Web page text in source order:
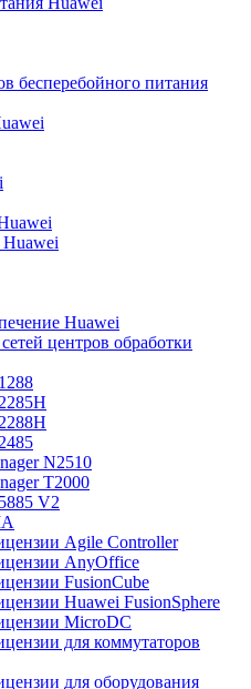
бесперебойного питания
Huawei
центров обработки
N2510
T2000
V2
Agile Controller
AnyOffice
FusionCube
Huawei FusionSphere
MicroDC
для коммутаторов
для оборудования